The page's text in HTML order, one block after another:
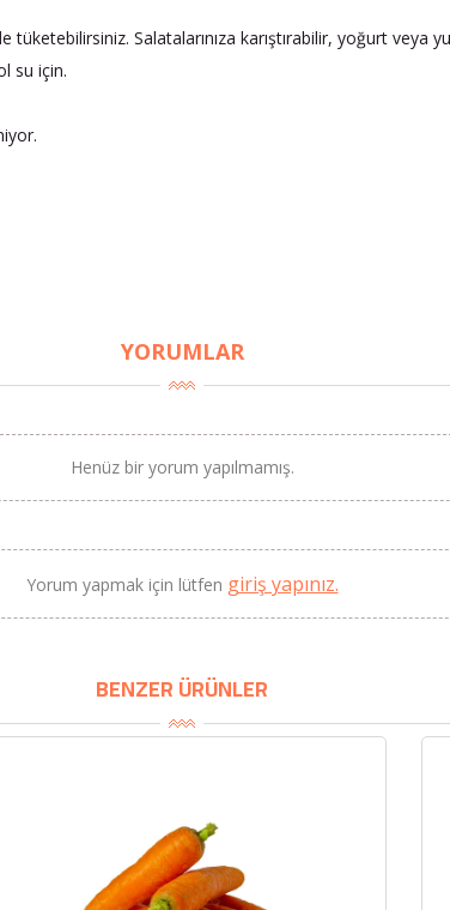
tüketebilirsiniz. Salatalarınıza karıştırabilir, yoğurt
su için.
YORUMLAR
Henüz bir yorum yapılmamış.
Yorum yapmak için lütfen giriş yapınız.
BENZER ÜRÜNLER
BU HAFTANIN PLANLI İNDİRİMİ
TL
Kaan Olgun Hasat
Naturel Sızma Zeytinyağı